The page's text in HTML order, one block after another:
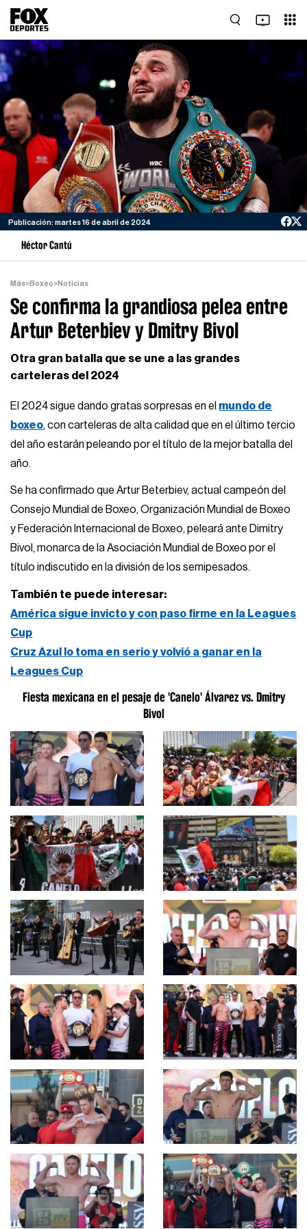
Publicación: martes 16 de abril de 2024
Héctor Cantú
Más>Boxeo>Noticias
Se confirma la grandiosa pelea entre
Artur Beterbiev y Dmitry Bivol
Otra gran batalla que se une a las grandes
carteleras del 2024
El 2024 sigue dando gratas sorpresas en el mundo de
boxeo, con carteleras de alta calidad que en el último tercio
del año estarán peleando por el título de la mejor batalla del
año.
Se ha confirmado que Artur Beterbiev, actual campeón del
Consejo Mundial de Boxeo, Organización Mundial de Boxeo
y Federación Internacional de Boxeo, peleará ante Dimitry
Bivol, monarca de la Asociación Mundial de Boxeo por el
título indiscutido en la división de los semipesados.
También te puede interesar:
América sigue invicto y con paso firme en la Leagues
Cup
Cruz Azul lo toma en serio y volvió a ganar en la
Leagues Cup
Fiesta mexicana en el pesaje de 'Canelo' Álvarez vs. Dmitry
Bivol